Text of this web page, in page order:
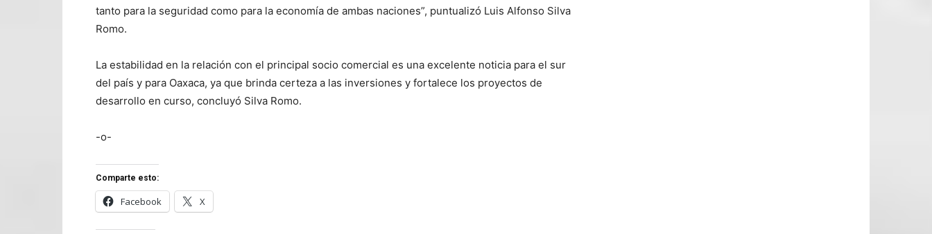
tanto para la seguridad como para la economía de ambas naciones”, puntualizó Luis Alfonso Silva
Romo.
La estabilidad en la relación con el principal socio comercial es una excelente noticia para el sur
del país y para Oaxaca, ya que brinda certeza a las inversiones y fortalece los proyectos de
desarrollo en curso, concluyó Silva Romo.
-o-
Comparte esto:
Facebook X